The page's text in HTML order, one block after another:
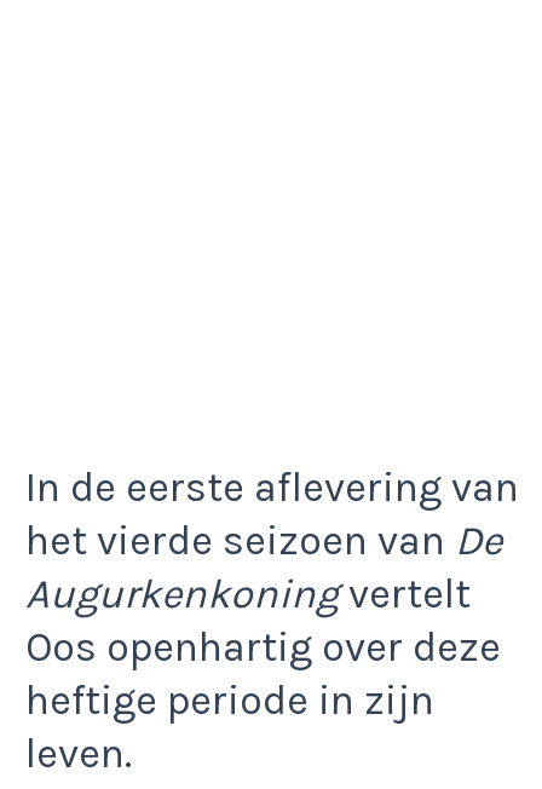
In de eerste aflevering van
het vierde seizoen van De
Augurkenkoningvertelt
Oos openhartig over deze
heftige periode in zijn
leven.